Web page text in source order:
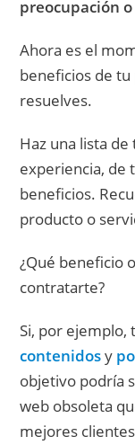
preocupación
Ahora es el
beneficios de
resuelves.
Haz una lista
experiencia, de
beneficios.
producto o
¿Qué beneficio
contratarte?
Si, por ejemplo,
contenidosy
objetivo podría
web obsoleta
mejores